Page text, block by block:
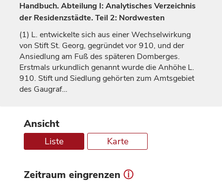
Handbuch. Abteilung I: Analytisches Verzeichnis
der Residenzstädte. Teil 2: Nordwesten
(1) L. entwickelte sich aus einer Wechselwirkung
von Stift St. Georg, gegründet vor 910, und der
Ansiedlung am Fuß des späteren Domberges.
Erstmals urkundlich genannt wurde die Anhöhe L.
910. Stift und Siedlung gehörten zum Amtsgebiet
des Gaugraf…
Ansicht
Liste Karte
Zeitraum eingrenzen ⓘ